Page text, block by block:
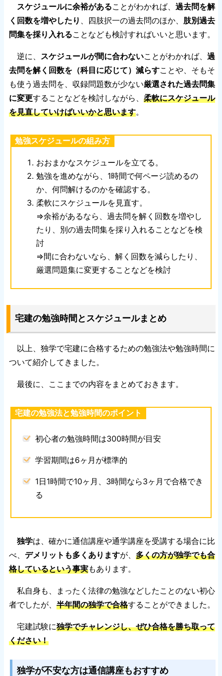
スケジュールに余裕があることがわかれば、 過去問を解
く回数を増やしたり
、四肢択一の過去問のほか、 肢別過去
問集を採り入れることなども検討すればいいと思います。
逆に、 スケジュールが間に合わないことがわかれば、 過
去問を解く回数を（科目に応じて）減らすことや、そもそ
も使う過去問を、収録問題数が少ない厳選された過去問集
に変更することなどを検討しながら、 柔軟にスケジュール
を見直していけばいいかと思います。
勉強スケジュールの組み方
おおまかなスケジュールを立てる。
勉強を進めながら、1時間で何ページ読めるの
か、何問解けるのかを確認する。
柔軟にスケジュールを見直す。
⇒余裕があるなら、過去問を解く回数を増やし
たり、別の過去問集を採り入れることなどを検
討
⇒間に合わないなら、解く回数を減らしたり、
厳選問題集に変更することなどを検討
宅建の勉強時間とスケジュールまとめ
以上、独学で宅建に合格するための勉強法や勉強時間に
ついて紹介してきました。
最後に、ここまでの内容をまとめておきます。
宅建の勉強法と勉強時間のポイント
初心者の勉強時間は300時間が目安
学習期間は6ヶ月が標準的
1日1時間で10ヶ月、3時間なら3ヶ月で合格でき
る
独学は、確かに通信講座や通学講座を受講する場合に比
べ、 デメリットも多くありますが、 多くの方が独学でも合
格しているという事実もあります。
私自身も、まったく法律の勉強などしたことのない初心
者でしたが、 半年間の独学で合格することができました。
宅建試験に独学でチャレンジし、ぜひ合格を勝ち取って
ください！
独学が不安な方は通信講座もおすすめ